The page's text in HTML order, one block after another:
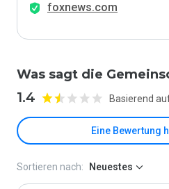
foxnews.com
Was sagt die
1.4 Basierend
Eine Bewertung
Sortieren nach: Neuestes